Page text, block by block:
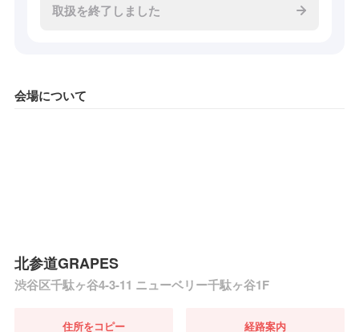
取扱を終了しました
会場について
北参道GRAPES
渋谷区千駄ヶ谷4-3-11 ニューベリー千駄ヶ谷1F
住所をコピー 経路案内